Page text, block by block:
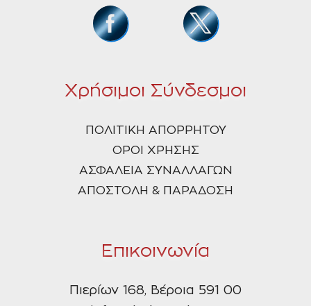
Χρήσιμοι Σύνδεσμοι
ΠΟΛΙΤΙΚΗ ΑΠΟΡΡΗΤΟΥ
ΟΡΟΙ ΧΡΗΣΗΣ
ΑΣΦΑΛΕΙΑ ΣΥΝΑΛΛΑΓΩΝ
ΑΠΟΣΤΟΛΗ & ΠΑΡΑΔΟΣΗ
Επικοινωνία
Πιερίων 168, Βέροια 591 00